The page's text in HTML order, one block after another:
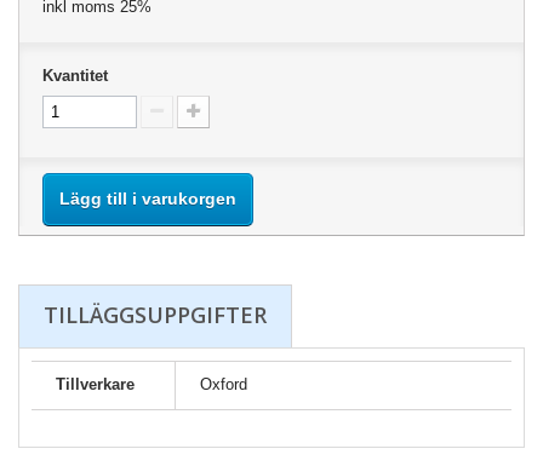
inkl moms 25%
Kvantitet
Lägg till i varukorgen
TILLÄGGSUPPGIFTER
Tillverkare Oxford